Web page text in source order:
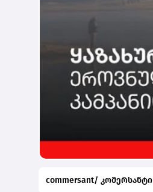
commersant/ კომერსანტი